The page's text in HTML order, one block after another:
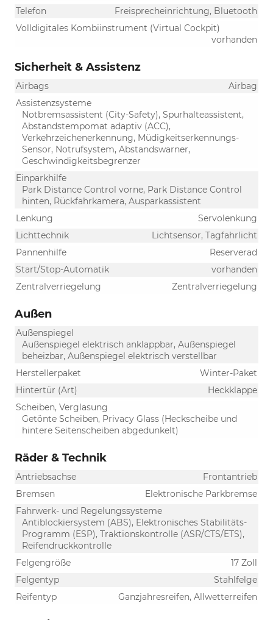
Telefon
Freisprecheinrichtung, Bluetooth
Volldigitales Kombiinstrument (Virtual Cockpit)
vorhanden
Sicherheit & Assistenz
Airbags
Airbag
Assistenzsysteme
Notbremsassistent (City-Safety), Spurhalteassistent,
Abstandstempomat adaptiv (ACC),
Verkehrzeichenerkennung, Müdigkeitserkennungs-
Sensor, Notrufsystem, Abstandswarner,
Geschwindigkeitsbegrenzer
Einparkhilfe
Park Distance Control vorne, Park Distance Control
hinten, Rückfahrkamera, Ausparkassistent
Lenkung
Servolenkung
Lichttechnik
Lichtsensor, Tagfahrlicht
Pannenhilfe
Reserverad
Start/Stop-Automatik
vorhanden
Zentralverriegelung
Zentralverriegelung
Außen
Außenspiegel
Außenspiegel elektrisch anklappbar, Außenspiegel
beheizbar, Außenspiegel elektrisch verstellbar
Herstellerpaket
Winter-Paket
Hintertür (Art)
Heckklappe
Scheiben, Verglasung
Getönte Scheiben, Privacy Glass (Heckscheibe und
hintere Seitenscheiben abgedunkelt)
Räder & Technik
Antriebsachse
Frontantrieb
Bremsen
Elektronische Parkbremse
Fahrwerk- und Regelungssysteme
Antiblockiersystem (ABS), Elektronisches Stabilitäts-
Programm (ESP), Traktionskontrolle (ASR/CTS/ETS),
Reifendruckkontrolle
Felgengröße
17 Zoll
Felgentyp
Stahlfelge
Reifentyp
Ganzjahresreifen, Allwetterreifen